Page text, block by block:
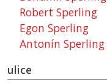
Robert Sperling
Egon Sperling
Antonín Sperling
ulice